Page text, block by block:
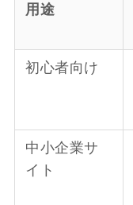
用途
初心者向け
中小企業サ
イト